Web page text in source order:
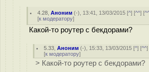
4.28 ,Аноним (-), 13:41, 13/03/2015 [^] [^^] [
[к модератору]
Какой-то роутер с бекдорами?
5.33 ,Аноним (-), 15:33, 13/03/2015 [^] [^^]
[к модератору]
> Какой-то роутер с бекдорами?